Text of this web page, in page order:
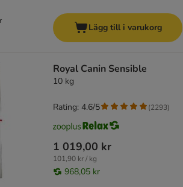
Lägg till i varukorg
Royal Canin Sensible
10 kg
1 019,00 kr
101,90 kr / kg
968,05 kr
Rating: 4.6/5 (2293)